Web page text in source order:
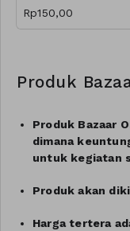
Rp150,00
Produk
Produk Bazaar
dimana
untuk kegiatan
Produk akan
Harga tertera